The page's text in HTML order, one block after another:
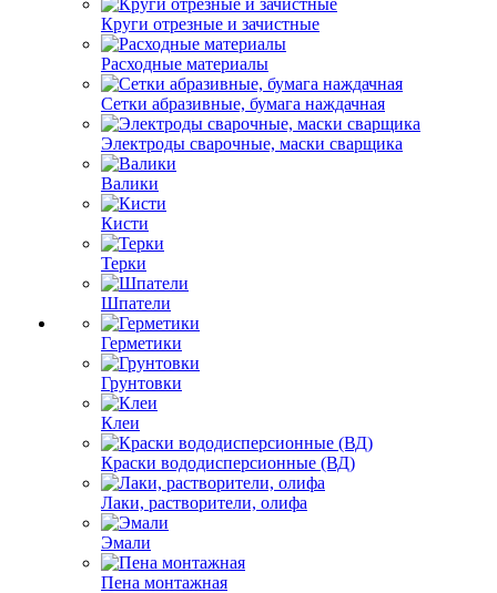
Круги отрезные и зачистные
Расходные материалы
Сетки абразивные, бумага наждачная
Электроды сварочные, маски сварщика
Валики
Кисти
Терки
Шпатели
Герметики
Грунтовки
Клеи
Краски вододисперсионные (ВД)
Лаки, растворители, олифа
Эмали
Пена монтажная